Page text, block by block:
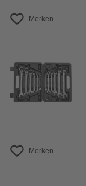
Merken
Merken